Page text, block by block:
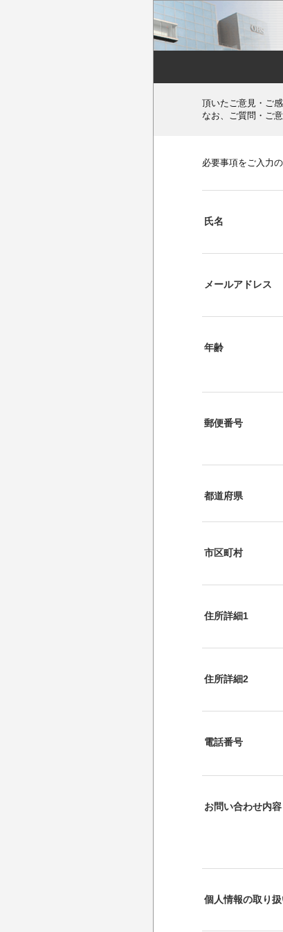
頂いたご意見・ご
なお、ご質問・ご
必要事項をご入力
氏名
メールアドレス
年齢
郵便番号
都道府県
市区町村
住所詳細1
住所詳細2
電話番号
お問い合わせ内容
個人情報の取り